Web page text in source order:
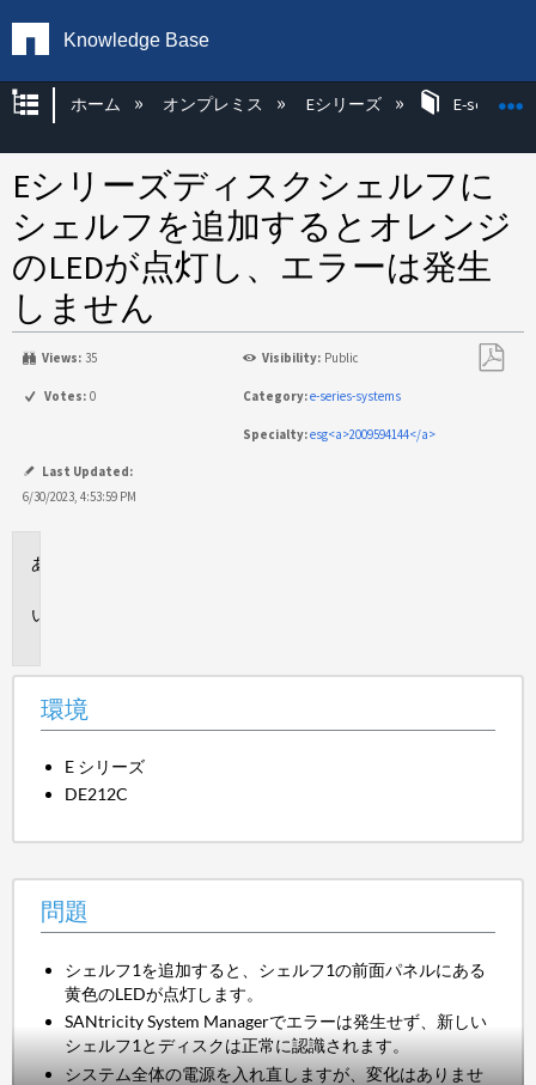
Knowledge Base
グローバル階層を展開/折りたたむ
ホーム オンプレミス Eシリーズ E-series
Eシリーズディスクシェルフに
シェルフを追加するとオレンジ
のLEDが点灯し、エラーは発生
しません
Views: 35 Visibility: Public
Votes: 0 Category:e-series-systems
Specialty:esg<a>2009594144</a>
Last Updated:
6/30/2023, 4:53:59 PM
環境
E シリーズ
DE212C
問題
シェルフ1を追加すると、シェルフ1の前面パネルにある
黄色のLEDが点灯します。
SANtricity System Managerでエラーは発生せず、新しい
シェルフ1とディスクは正常に認識されます。
システム全体の電源を入れ直しますが、変化はありませ